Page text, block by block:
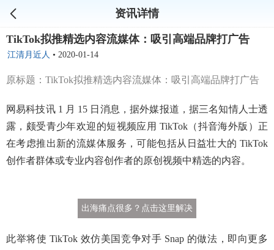
资讯详情
TikTok拟推精选内容流媒体：吸引高端品牌打广告
江清月近人 • 2020-01-14
原标题：TikTok拟推精选内容流媒体：吸引高端品牌打广告
网易科技讯 1 月 15 日消息，据外媒报道，据三名知情人士透
露，颇受青少年欢迎的短视频应用 TikTok（抖音海外版）正
在考虑推出新的流媒体服务，可能包括从日益壮大的 TikTok
创作者群体或专业内容创作者的原创视频中精选的内容。
出海痛点很多？点击这里解决
此举将使 TikTok 效仿美国竞争对手 Snap 的做法，即向更多